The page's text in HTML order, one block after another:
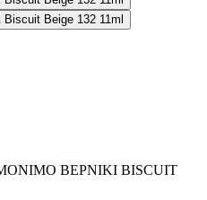
ΒΕΡΝΊΚΙ BISCUIT